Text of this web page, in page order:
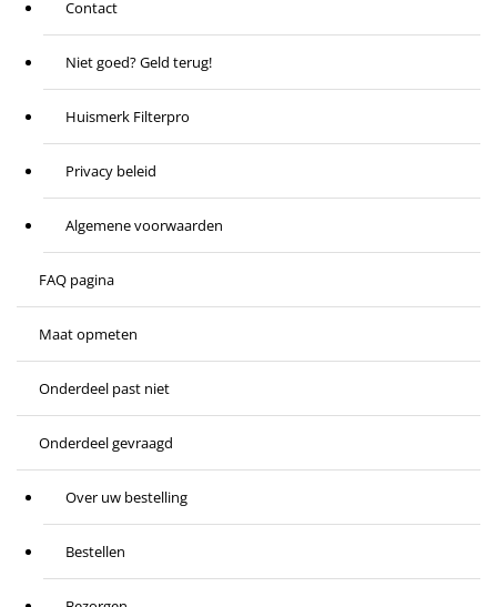
Contact
Niet goed? Geld terug!
Huismerk Filterpro
Privacy beleid
Algemene voorwaarden
FAQ pagina
Maat opmeten
Onderdeel past niet
Onderdeel gevraagd
Over uw bestelling
Bestellen